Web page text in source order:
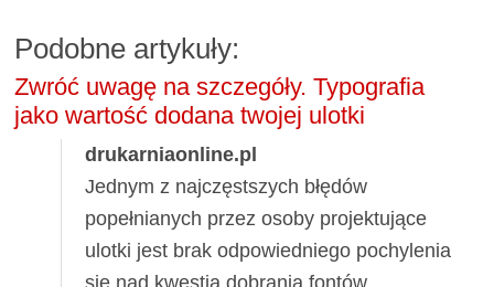
Podobne artykuły:
Zwróć uwagę na szczegóły. Typografia
jako wartość dodana twojej ulotki
drukarniaonline.pl
Jednym z najczęstszych błędów
popełnianych przez osoby projektujące
ulotki jest brak odpowiedniego pochylenia